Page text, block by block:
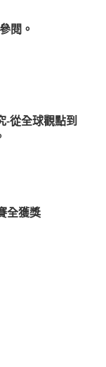
閱。
-從全球觀點到
全獲獎